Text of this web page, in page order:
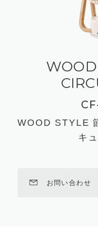
WOOD STYLE
キ
お問い合わせ